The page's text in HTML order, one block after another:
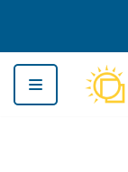
Skip
to
content